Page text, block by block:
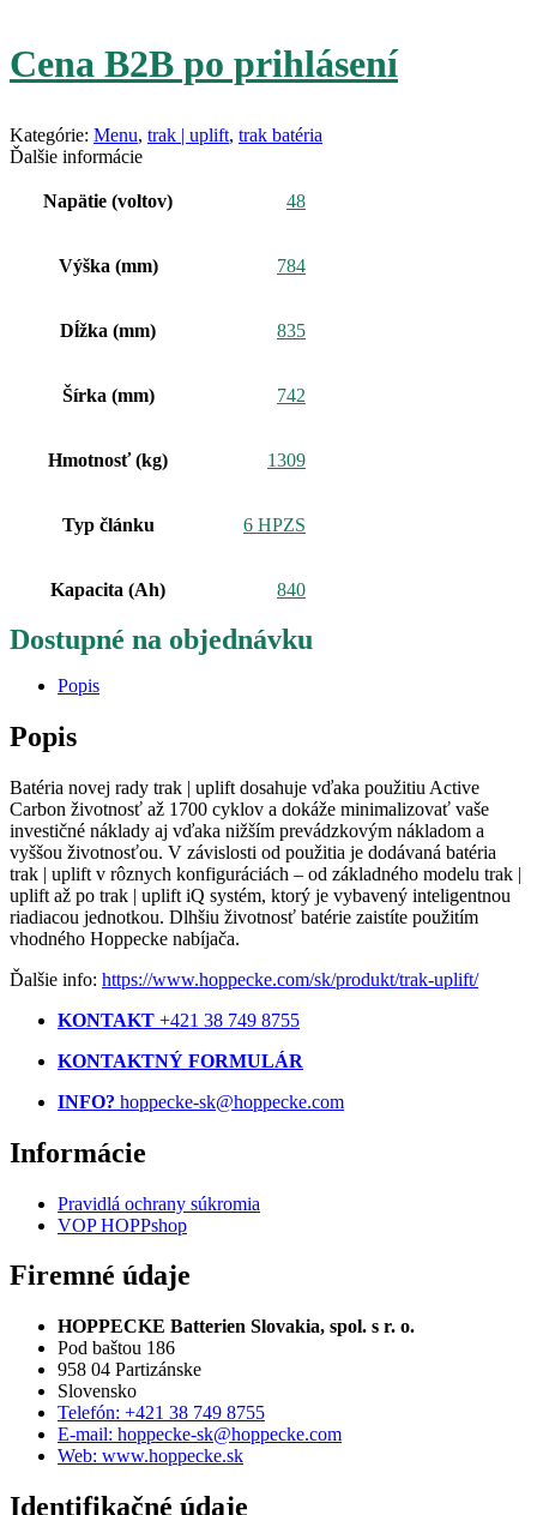
Cena B2B po prihlásení
Kategórie: Menu, trak | uplift, trak batéria
Ďalšie informácie
Napätie (voltov) 48
Výška (mm) 784
Dĺžka (mm) 835
Šírka (mm) 742
Hmotnosť (kg) 1309
Typ článku 6 HPZS
Kapacita (Ah) 840
Dostupné na objednávku
Popis
Popis
Batéria novej rady trak | uplift dosahuje vďaka použitiu Active
Carbon životnosť až 1700 cyklov a dokáže minimalizovať vaše
investičné náklady aj vďaka nižším prevádzkovým nákladom a
vyššou životnosťou. V závislosti od použitia je dodávaná batéria
trak | uplift v rôznych konfiguráciách – od základného modelu trak |
uplift až po trak | uplift iQ systém, ktorý je vybavený inteligentnou
riadiacou jednotkou. Dlhšiu životnosť batérie zaistíte použitím
vhodného Hoppecke nabíjača.
Ďalšie info: https://www.hoppecke.com/sk/produkt/trak-uplift/
KONTAKT +421 38 749 8755
KONTAKTNÝ FORMULÁR
INFO? hoppecke-sk@hoppecke.com
Informácie
Pravidlá ochrany súkromia
VOP HOPPshop
Firemné údaje
HOPPECKE Batterien Slovakia, spol. s r. o.
Pod baštou 186
958 04 Partizánske
Slovensko
Telefón: +421 38 749 8755
E-mail: hoppecke-sk@hoppecke.com
Web: www.hoppecke.sk
Identifikačné údaje